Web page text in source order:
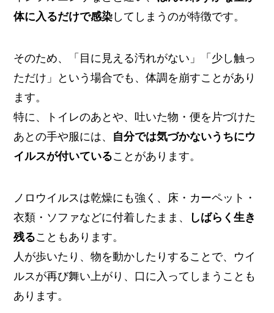
体に入るだけで感染 してしまうのが特徴です。
そのため、「目に見える汚れがない」「少し触っ
ただけ」という場合でも、体調を崩すことがあり
ます。
特に、トイレのあとや、吐いた物・便を片づけた
あとの手や服には、 自分では気づかないうちにウ
イルスが付いていることがあります。
ノロウイルスは乾燥にも強く、床・カーペット・
衣類・ソファなどに付着したまま、
しばらく生き
残ることもあります。
人が歩いたり、物を動かしたりすることで、ウイ
ルスが再び舞い上がり、口に入ってしまうことも
あります。